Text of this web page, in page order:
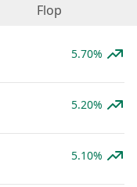
Flop
5.70%
5.20%
5.10%